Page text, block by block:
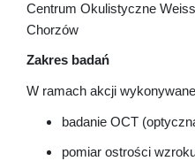
Centrum Okulistyczne
Chorzów
Zakres badań
W ramach akcji
badanie OCT
pomiar ostrości